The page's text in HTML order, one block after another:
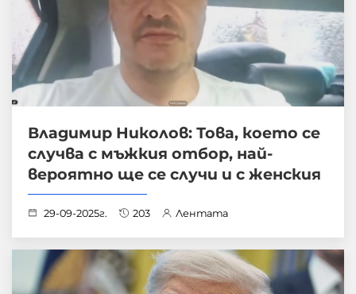
Владимир Николов: Това, което се
случва с мъжкия отбор, най-
вероятно ще се случи и с женския
29-09-2025г. 203 Лентата